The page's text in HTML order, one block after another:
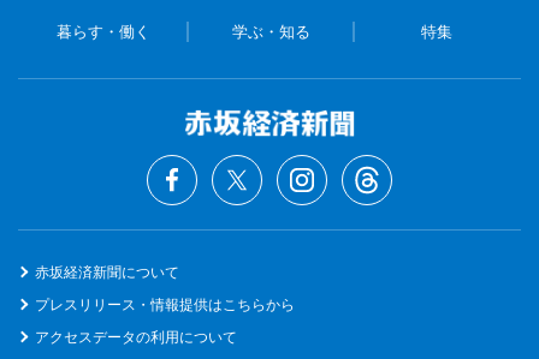
暮らす・働く 学ぶ・知る 特集
赤坂経済新聞について
プレスリリース・情報提供はこちらから
アクセスデータの利用について